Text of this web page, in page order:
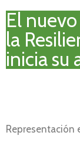
El
la
inicia su
Representación